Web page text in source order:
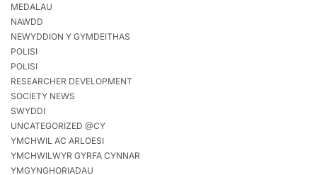
MEDALAU
NAWDD
NEWYDDION Y GYMDEITHAS
POLISI
POLISI
RESEARCHER DEVELOPMENT
SOCIETY NEWS
SWYDDI
UNCATEGORIZED @CY
YMCHWIL AC ARLOESI
YMCHWILWYR GYRFA CYNNAR
YMGYNGHORIADAU